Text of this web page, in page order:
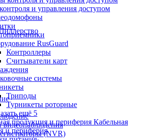
и управления доступом
RusGuard
Контроллеры
Считыватели карт
системы
Триподы
Турникеты роторные
ещё 5
Кабельная
и периферия
видеонаблюдения
(NVR)